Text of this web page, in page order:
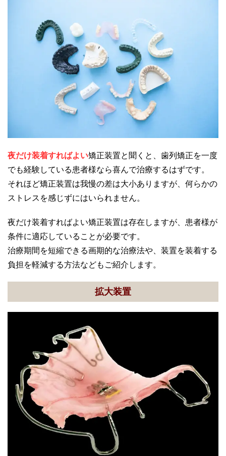
夜だけ装着すればよい矯正装置と聞くと、歯列矯正を一度
でも経験している患者様なら喜んで治療するはずです。
それほど矯正装置は我慢の差は大小ありますが、何らかの
ストレスを感じずにはいられません。
夜だけ装着すればよい矯正装置は存在しますが、患者様が
条件に適応していることが必要です。
治療期間を短縮できる画期的な治療法や、装置を装着する
負担を軽減する方法などもご紹介します。
拡大装置